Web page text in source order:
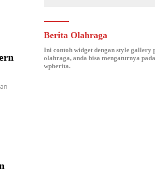
Berita Olahraga
Ini contoh widget dengan style gallery
olahraga, anda bisa mengaturnya
wpberita.